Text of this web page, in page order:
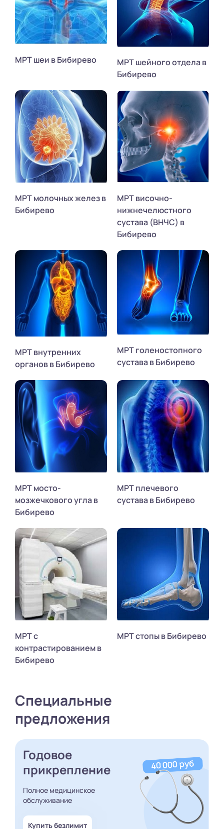
МРТ шеи в Бибирево
МРТ шейного отдела в
Бибирево
МРТ молочных желез в
Бибирево
МРТ височно-
нижнечелюстного
сустава (ВНЧС) в
Бибирево
МРТ внутренних
органов в Бибирево
МРТ голеностопного
сустава в Бибирево
МРТ мосто-
мозжечкового угла в
Бибирево
МРТ плечевого
сустава в Бибирево
МРТ с
контрастированием в
Бибирево
МРТ стопы в Бибирево
Специальные
предложения
Годовое
прикрепление
Полное медицинское
обслуживание
Купить безлимит